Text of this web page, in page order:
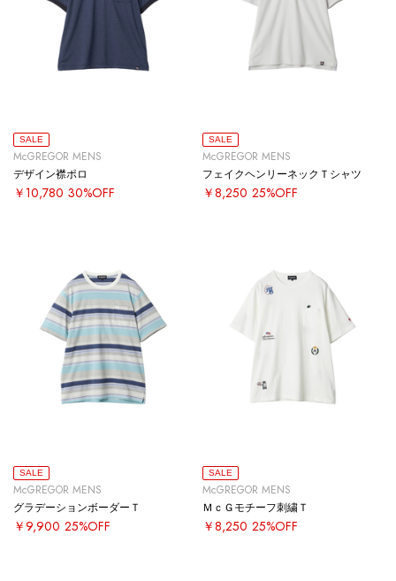
SALE
McGREGOR MENS
デザイン襟ポロ
￥10,780 30%OFF
SALE
McGREGOR MENS
フェイクヘンリーネックＴシャツ
￥8,250 25%OFF
SALE
McGREGOR MENS
グラデーションボーダーＴ
￥9,900 25%OFF
SALE
McGREGOR MENS
ＭｃＧモチーフ刺繍Ｔ
￥8,250 25%OFF